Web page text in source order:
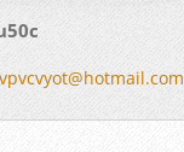
vyot@hotmail.com